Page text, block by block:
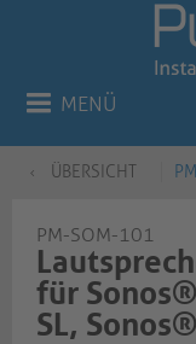
MENÜ
ÜBERSICHT
PM-SOM-101
für
SL,